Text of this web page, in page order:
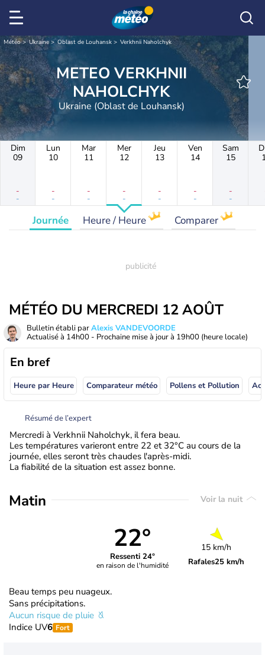
Météo Ukraine Oblast de Louhansk Verkhnii Naholchyk
METEO VERKHNII
NAHOLCHYK
Ukraine (Oblast de Louhansk)
Dim
09
-
-
Lun
10
-
-
Mar
11
-
-
Mer
12
-
-
Jeu
13
-
-
Ven
14
-
-
Sam
15
-
-
Journée Heure / Heure Comparer
MÉTÉO DU MERCREDI 12 AOÛT
Bulletin établi parAlexis VANDEVOORDE
Actualisé à 14h00 - Prochaine mise à jour à 19h00 (heure locale)
En bref
Heure par Heure Comparateur météo Pollens et Pollution
Résumé de l’expert
Mercredi à Verkhnii Naholchyk, il fera beau.
Les températures varieront entre 22 et 32°C au cours de la
journée, elles seront très chaudes l'après-midi.
La fiabilité de la situation est assez bonne.
Matin Voir la nuit
22°
Ressenti 24°
en raison de l'humidité
15 km/h
Rafales25 km/h
Beau temps peu nuageux.
Sans précipitations.
Aucun risque de pluie
Indice UV6 Fort